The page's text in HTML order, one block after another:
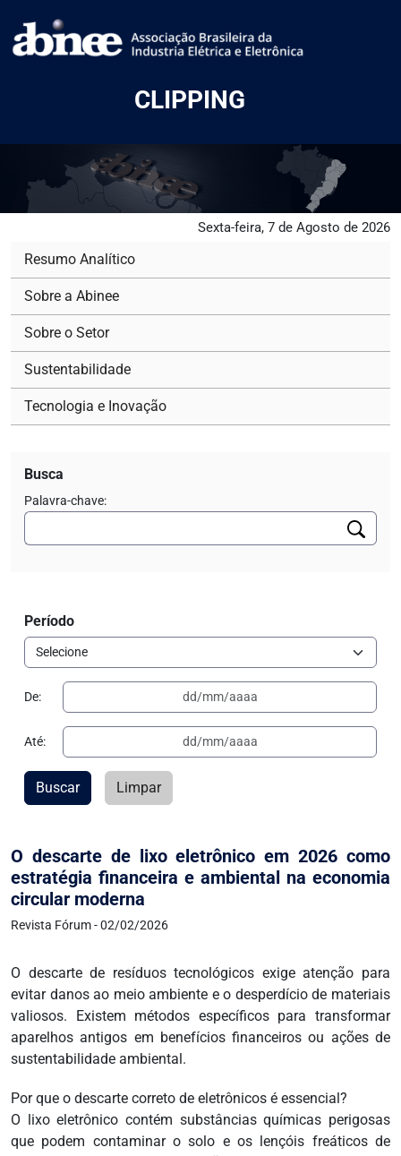
CLIPPING
Sexta-feira, 7 de Agosto de 2026
O descarte de lixo eletrônico em 2026 como
estratégia financeira e ambiental na economia
circular moderna
Revista Fórum - 02/02/2026
O descarte de resíduos tecnológicos exige atenção para
evitar danos ao meio ambiente e o desperdício de materiais
valiosos. Existem métodos específicos para transformar
aparelhos antigos em benefícios financeiros ou ações de
sustentabilidade ambiental.
Por que o descarte correto de eletrônicos é essencial?
O lixo eletrônico contém substâncias químicas perigosas
que podem contaminar o solo e os lençóis freáticos de
Resumo Analítico
Sobre a Abinee
Sobre o Setor
Sustentabilidade
Tecnologia e Inovação
Busca
Palavra-chave:
Período
De:
Até:
Buscar Limpar